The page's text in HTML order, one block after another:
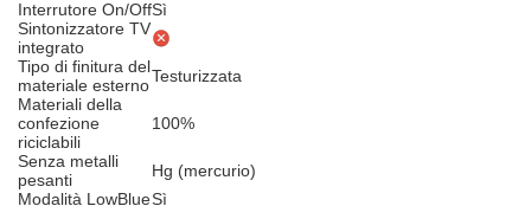
Interrutore On/OffSì
Sintonizzatore TV
integrato
Tipo di finitura del
materiale esternoTesturizzata
Materiali della
confezione
riciclabili
100%
Senza metalli
pesanti
Hg (mercurio)
Modalità LowBlueSì